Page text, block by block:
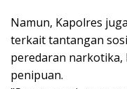
Namun, Kapolres
terkait tantangan
peredaran narkotika,
penipuan.